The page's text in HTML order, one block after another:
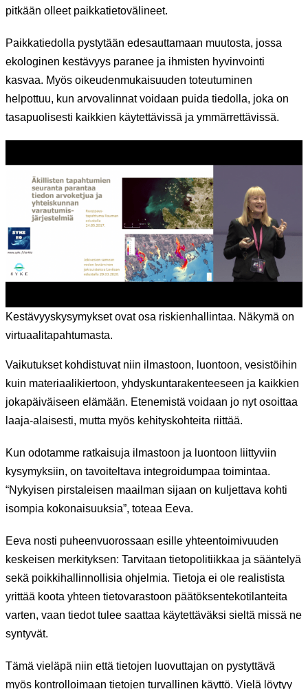
pitkään olleet paikkatietovälineet.
Paikkatiedolla pystytään edesauttamaan muutosta, jossa
ekologinen kestävyys paranee ja ihmisten hyvinvointi
kasvaa. Myös oikeudenmukaisuuden toteutuminen
helpottuu, kun arvovalinnat voidaan puida tiedolla, joka on
tasapuolisesti kaikkien käytettävissä ja ymmärrettävissä.
Kestävyyskysymykset ovat osa riskienhallintaa. Näkymä on
virtuaalitapahtumasta.
Vaikutukset kohdistuvat niin ilmastoon, luontoon, vesistöihin
kuin materiaalikiertoon, yhdyskuntarakenteeseen ja kaikkien
jokapäiväiseen elämään. Etenemistä voidaan jo nyt osoittaa
laaja-alaisesti, mutta myös kehityskohteita riittää.
Kun odotamme ratkaisuja ilmastoon ja luontoon liittyviin
kysymyksiin, on tavoiteltava integroidumpaa toimintaa.
“Nykyisen pirstaleisen maailman sijaan on kuljettava kohti
isompia kokonaisuuksia”, toteaa Eeva.
Eeva nosti puheenvuorossaan esille yhteentoimivuuden
keskeisen merkityksen: Tarvitaan tietopolitiikkaa ja sääntelyä
sekä poikkihallinnollisia ohjelmia. Tietoja ei ole realistista
yrittää koota yhteen tietovarastoon päätöksentekotilanteita
varten, vaan tiedot tulee saattaa käytettäväksi sieltä missä ne
syntyvät.
Tämä vieläpä niin että tietojen luovuttajan on pystyttävä
myös kontrolloimaan tietojen turvallinen käyttö. Vielä löytyy